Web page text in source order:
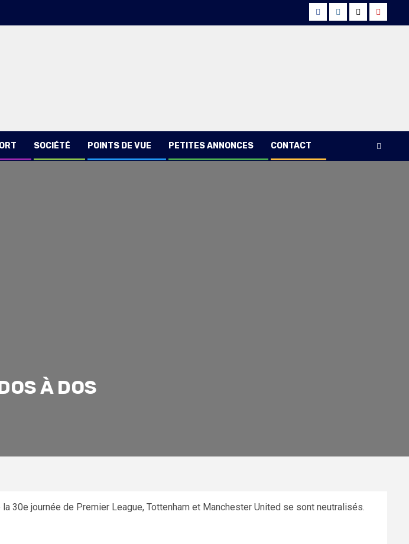
FacebookInstagram
Twitter
SOCIÉTÉ POINTS DE VUE PETITES ANNONCES CONTACT
À DOS
30e journée de Premier League, Tottenham et Manchester United se sont neutralisés.